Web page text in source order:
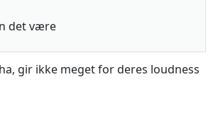
det være
gir ikke meget for deres loudness